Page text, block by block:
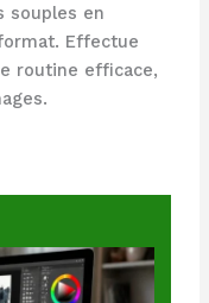
souples en
Effectue
routine efficace,